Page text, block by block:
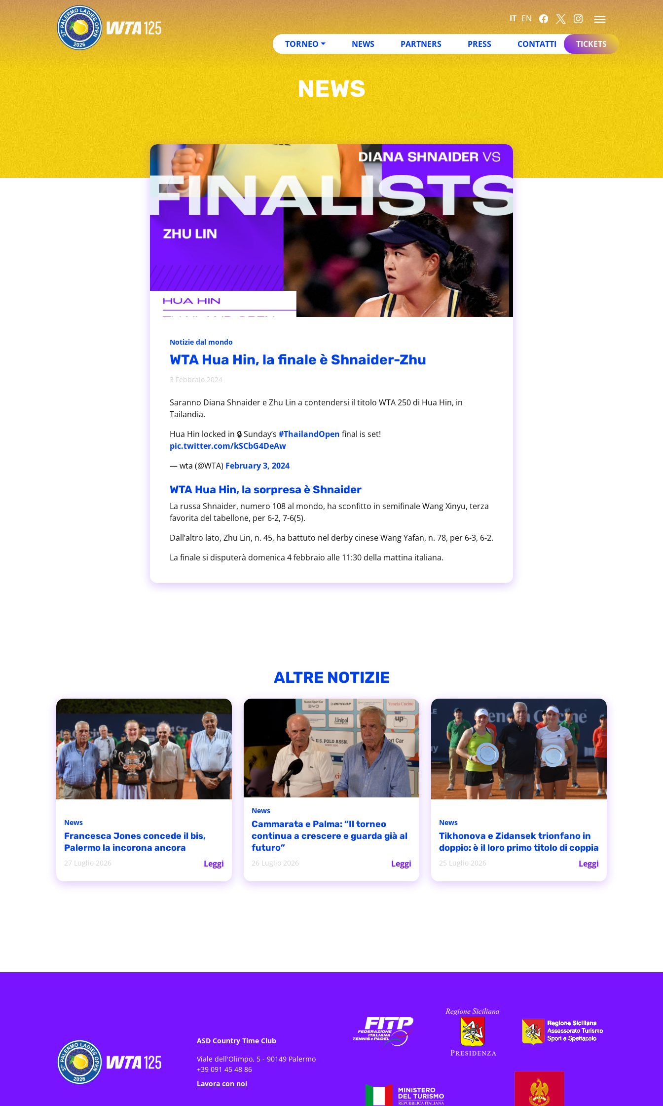
IT EN
TORNEO NEWS PARTNERS PRESS CONTATTI TICKETS
NEWS
Notizie dal mondo
WTA Hua Hin, la finale è Shnaider-Zhu
3 Febbraio 2024
Saranno Diana Shnaider e Zhu Lin a contendersi il titolo WTA 250 di Hua Hin, in
Tailandia.
Hua Hin locked in 🔒 Sunday’s #ThailandOpen final is set!
pic.twitter.com/kSCbG4DeAw
— wta (@WTA) February 3, 2024
WTA Hua Hin, la sorpresa è Shnaider
La russa Shnaider, numero 108 al mondo, ha sconfitto in semifinale Wang Xinyu, terza
favorita del tabellone, per 6-2, 7-6(5).
Dall’altro lato, Zhu Lin, n. 45, ha battuto nel derby cinese Wang Yafan, n. 78, per 6-3, 6-2.
La finale si disputerà domenica 4 febbraio alle 11:30 della mattina italiana.
ALTRE NOTIZIE
News
Francesca Jones concede il bis,
Palermo la incorona ancora
27 Luglio 2026 Leggi
News
Cammarata e Palma: “Il torneo
continua a crescere e guarda già al
futuro”
26 Luglio 2026 Leggi
News
Tikhonova e Zidansek trionfano in
doppio: è il loro primo titolo di coppia
25 Luglio 2026 Leggi
ASD Country Time Club
Viale dell'Olimpo, 5 - 90149 Palermo
+39 091 45 48 86
Lavora con noi